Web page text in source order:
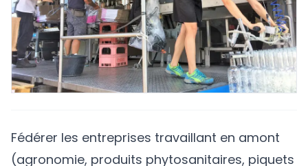
Fédérer les entreprises travaillant en amont
(agronomie, produits phytosanitaires, piquets